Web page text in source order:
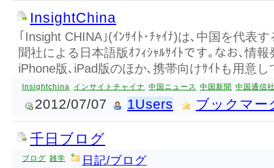
InsightChina
｢Insight CHINA｣(ｲﾝｻｲﾄ･ﾁｬｲﾅ)は､中国を代表
聞社による日本語版ｵﾌｨｼｬﾙｻｲﾄです｡なお､情
iPhone版､iPad版のほか､携帯向けｻｲﾄも用意し
Insightchina インサイトチャイナ 中国ニュース 中国新聞 中国通信
2012/07/07 1Users ブックマー
千日ブログ
ブログ 雑学 日記/ブログ